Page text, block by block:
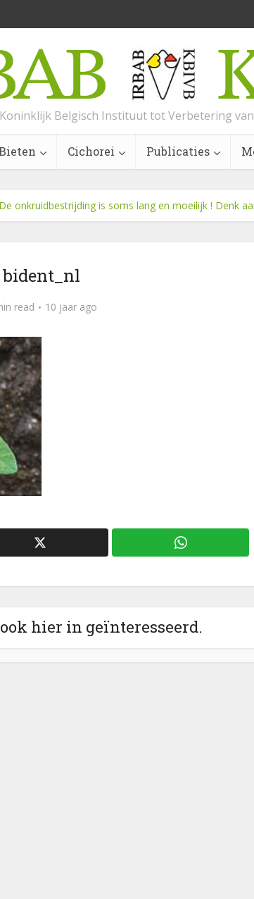
Koninklijk Belgisch Instituut tot Verbetering
Cichorei Publicaties
De onkruidbestrijding is soms lang en moeilijk ! Denk
bident_nl
read 10 jaar ago
hier in geïnteresseerd.